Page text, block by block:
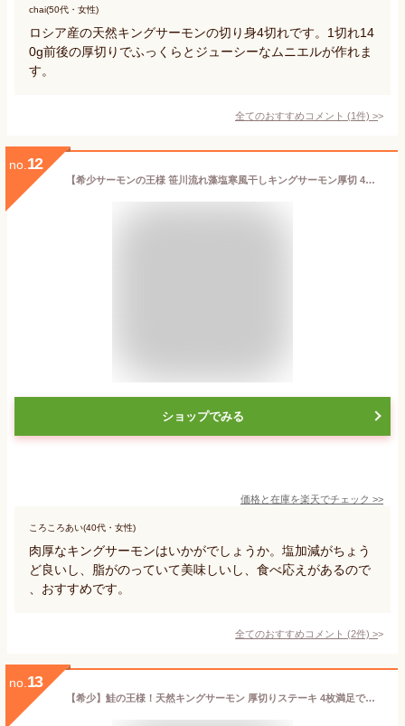
chai(50代・女性)
ロシア産の天然キングサーモンの切り身4切れです。1切れ14
0g前後の厚切りでふっくらとジューシーなムニエルが作れま
す。
全てのおすすめコメント (1件) >
no. 12
【希少サーモンの王様 笹川流れ藻塩寒風干しキングサーモン厚切 4切】鮭 さけ サケ さーもん サーモン 魚 塩 切身 切り身 高級 新潟 ギフト プレゼント 贈り物 贈答用 お歳暮 お中元 内祝い 内祝 大容量 敬老の日 仕送り 料理 ご褒美 贅沢品 美味しもの 鮭山 鮭山マス男商店
ショップでみる
価格と在庫を楽天でチェック >>
ころころあい(40代・女性)
肉厚なキングサーモンはいかがでしょうか。塩加減がちょう
ど良いし、脂がのっていて美味しいし、食べ応えがあるので
、おすすめです。
全てのおすすめコメント (2件) >
no. 13
【希少】鮭の王様！天然キングサーモン 厚切りステーキ 4枚満足で選ぶならコレ！！お取り寄せグルメ サーモン さけ シャケ 魚 海鮮 海産物 食品 おつまみ グルメ 冷凍食品 お取り寄せ 切り身